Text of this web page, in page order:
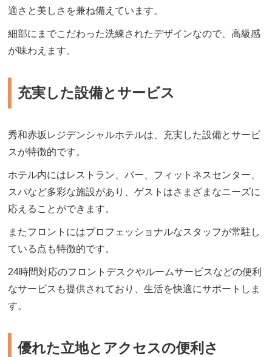
適さと美しさを兼ね備えています。
細部にまでこだわった洗練されたデザインなので、高級感
が味わえます。
充実した設備とサービス
秀和赤坂レジデンシャルホテルは、充実した設備とサービ
スが特徴的です。
ホテル内にはレストラン、バー、フィットネスセンター、
スパなど多彩な施設があり、ゲストはさまざまなニーズに
応えることができます。
またフロントにはプロフェッショナルなスタッフが常駐し
ている点も特徴的です。
24時間対応のフロントデスクやルームサービスなどの便利
なサービスも提供されており、生活を快適にサポートしま
す。
優れた立地とアクセスの便利さ